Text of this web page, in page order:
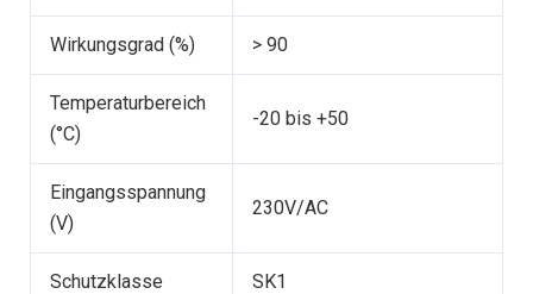
Wirkungsgrad (%) > 90
Temperaturbereich
(°C)
-20 bis +50
Eingangsspannung
(V)
230V/AC
Schutzklasse SK1